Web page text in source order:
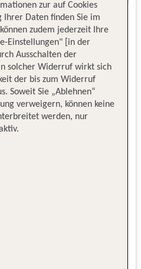
zur auf Cookies
Ihrer Daten finden Sie im
zudem jederzeit Ihre
Einstellungen" [in der
Ausschalten der
solcher Widerruf wirkt sich
der bis zum Widerruf
Soweit Sie „Ablehnen“
verweigern, können keine
werden, nur